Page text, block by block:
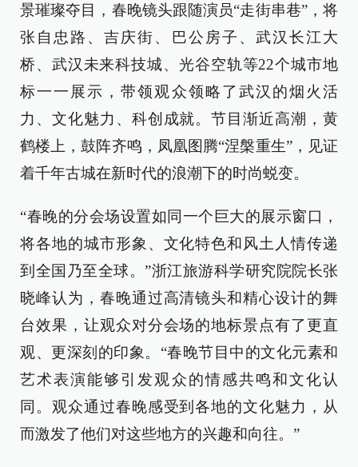
景璀璨夺目，春晚镜头跟随演员“走街串巷”，将
张自忠路、吉庆街、巴公房子、武汉长江大
桥、武汉未来科技城、光谷空轨等22个城市地
标一一展示，带领观众领略了武汉的烟火活
力、文化魅力、科创成就。节目渐近高潮，黄
鹤楼上，鼓阵齐鸣，凤凰图腾“涅槃重生”，见证
着千年古城在新时代的浪潮下的时尚蜕变。
“春晚的分会场设置如同一个巨大的展示窗口，
将各地的城市形象、文化特色和风土人情传递
到全国乃至全球。”浙江旅游科学研究院院长张
晓峰认为，春晚通过高清镜头和精心设计的舞
台效果，让观众对分会场的地标景点有了更直
观、更深刻的印象。“春晚节目中的文化元素和
艺术表演能够引发观众的情感共鸣和文化认
同。观众通过春晚感受到各地的文化魅力，从
而激发了他们对这些地方的兴趣和向往。”